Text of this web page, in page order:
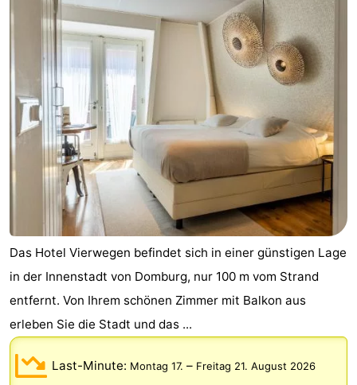
Mühlen
Leuchtturme
Aussichtspunkte
Attraktionen
Spielplätze
Indoor-
Spielplätze
Bowling
-
Minigolfplätze
Wellness-
Zentren
Dörfer
&
Städte
Natur
Führungen
Das Hotel Vierwegen befindet sich in einer günstigen Lage
in der Innenstadt von Domburg, nur 100 m vom Strand
entfernt. Von Ihrem schönen Zimmer mit Balkon aus
erleben Sie die Stadt und das ...
Last-Minute: Montag 17. – Freitag 21. August 2026